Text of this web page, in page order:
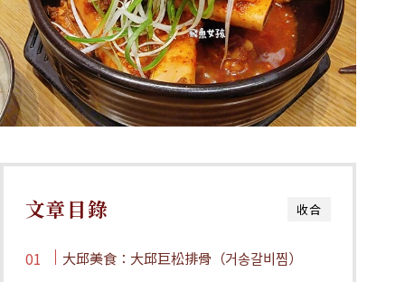
收合
文章目錄
大邱美食：大邱巨松排骨（거송갈비찜）